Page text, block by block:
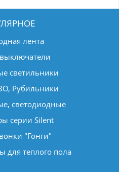
лента
светильники
Рубильники
светодиодные
серии Silent
"Гонги"
для теплого пола